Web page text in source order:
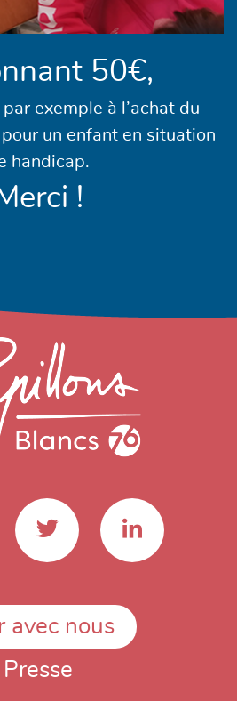
50€,
exemple à l’achat du
un enfant en situation
handicap.
!
avec nous
Presse